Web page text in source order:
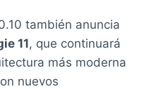
también anuncia
11, que continuará
más moderna
nuevos